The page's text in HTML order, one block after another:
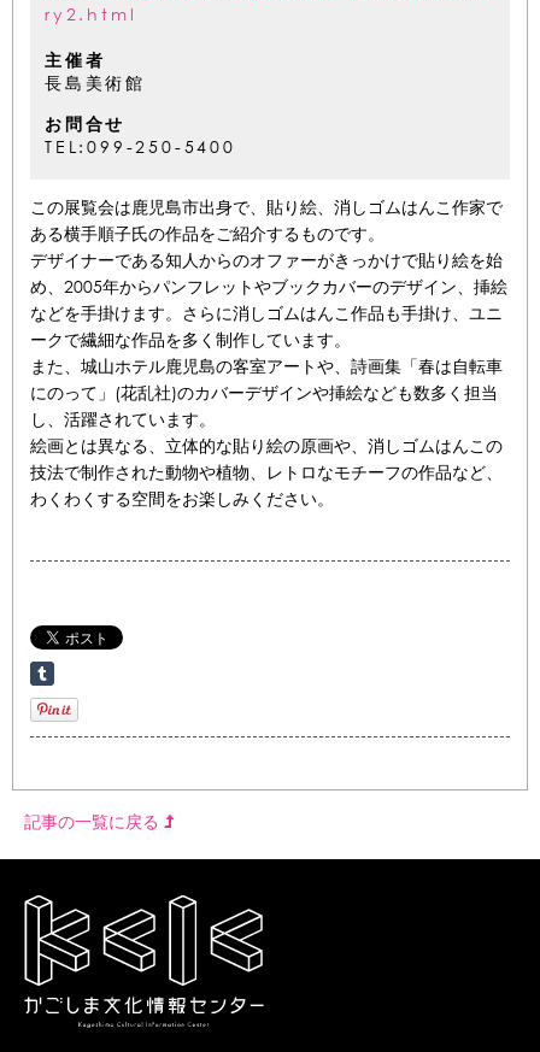
ry2.html
主催者
長島美術館
お問合せ
TEL:099-250-5400
この展覧会は鹿児島市出身で、貼り絵、消しゴムはんこ作家で
ある横手順子氏の作品をご紹介するものです。
デザイナーである知人からのオファーがきっかけで貼り絵を始
め、2005年からパンフレットやブックカバーのデザイン、挿絵
などを手掛けます。さらに消しゴムはんこ作品も手掛け、ユニ
ークで繊細な作品を多く制作しています。
また、城山ホテル鹿児島の客室アートや、詩画集「春は自転車
にのって」(花乱社)のカバーデザインや挿絵なども数多く担当
し、活躍されています。
絵画とは異なる、立体的な貼り絵の原画や、消しゴムはんこの
技法で制作された動物や植物、レトロなモチーフの作品など、
わくわくする空間をお楽しみください。
記事の一覧に戻る